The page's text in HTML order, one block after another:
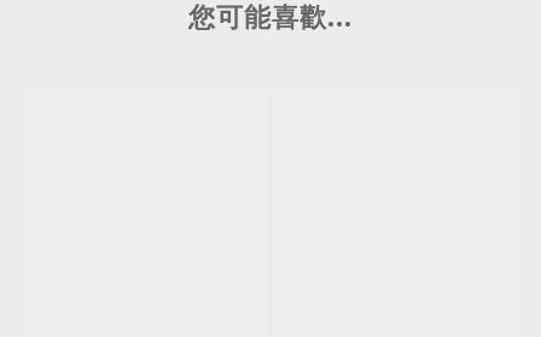
您可能喜歡...